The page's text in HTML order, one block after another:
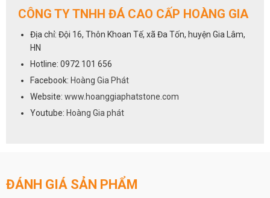
CÔNG TY TNHH ĐÁ CAO CẤP HOÀNG GIA
Địa chỉ: Đội 16, Thôn Khoan Tế, xã Đa Tốn, huyện Gia Lâm,
HN
Hotline: 0972 101 656
Facebook: Hoàng Gia Phát
Website: www.hoanggiaphatstone.com
Youtube: Hoàng Gia phát
ĐÁNH GIÁ SẢN PHẨM